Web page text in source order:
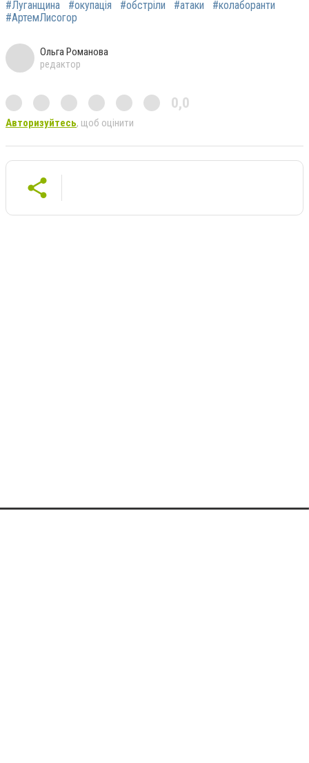
#Луганщина #окупація #обстріли #атаки
#колаборанти
#АртемЛисогор
Ольга Романова
редактор
0,0
Авторизуйтесь, щоб оцінити